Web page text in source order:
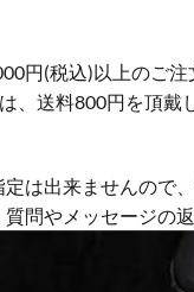
円(税込)以上のご注
、送料800円を頂戴
は出来ませんので
問やメッセージの